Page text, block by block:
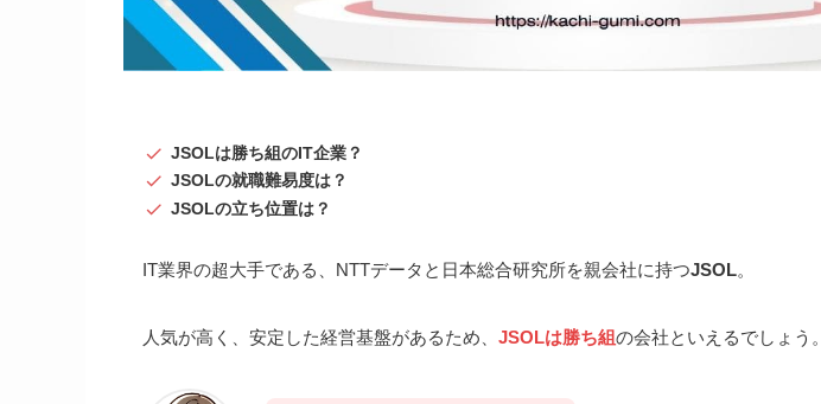
JSOLは勝ち組のIT企業？
JSOLの就職難易度は？
JSOLの立ち位置は？
IT業界の超大手である、NTTデータと日本総合研究所を親会社に持つJSOL。
人気が高く、安定した経営基盤があるため、 JSOLは勝ち組の会社といえるでしょう。